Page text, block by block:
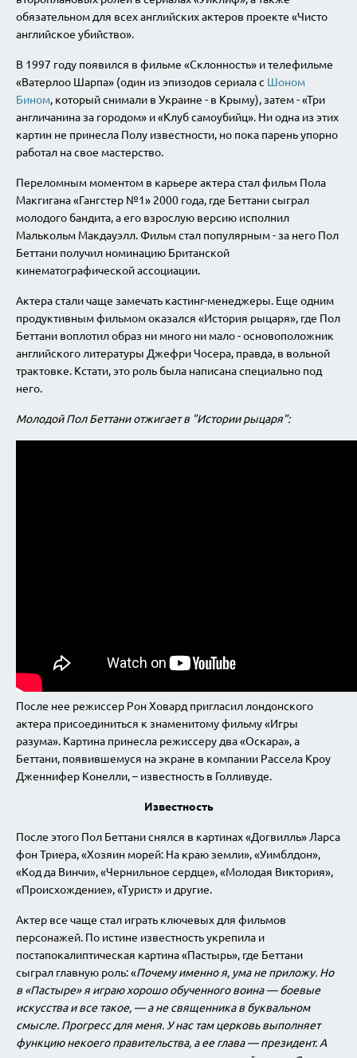
обязательном для всех английских актеров проекте «Чисто
английское убийство».
В 1997 году появился в фильме «Склонность» и телефильме
«Ватерлоо Шарпа» (один из эпизодов сериала с Шоном
Бином, который снимали в Украине - в Крыму), затем - «Три
англичанина за городом» и «Клуб самоубийц». Ни одна из этих
картин не принесла Полу известности, но пока парень упорно
работал на свое мастерство.
Переломным моментом в карьере актера стал фильм Пола
Макгигана «Гангстер №1» 2000 года, где Беттани сыграл
молодого бандита, а его взрослую версию исполнил
Малькольм Макдауэлл. Фильм стал популярным - за него Пол
Беттани получил номинацию Британской
кинематографической ассоциации.
Актера стали чаще замечать кастинг-менеджеры. Еще одним
продуктивным фильмом оказался «История рыцаря», где Пол
Беттани воплотил образ ни много ни мало - основоположник
английского литературы Джефри Чосера, правда, в вольной
трактовке. Кстати, это роль была написана специально под
него.
Молодой Пол Беттани отжигает в "Истории рыцаря":
После нее режиссер Рон Ховард пригласил лондонского
актера присоединиться к знаменитому фильму «Игры
разума». Картина принесла режиссеру два «Оскара», а
Беттани, появившемуся на экране в компании Рассела Кроу
Дженнифер Конелли, – известность в Голливуде.
Известность
После этого Пол Беттани снялся в картинах «Догвилль» Ларса
фон Триера, «Хозяин морей: На краю земли», «Уимблдон»,
«Код да Винчи», «Чернильное сердце», «Молодая Виктория»,
«Происхождение», «Турист» и другие.
Актер все чаще стал играть ключевых для фильмов
персонажей. По истине известность укрепила и
постапокалиптическая картина «Пастырь», где Беттани
сыграл главную роль: «Почему именно я, ума не приложу. Но
в «Пастыре» я играю хорошо обученного воина — боевые
искусства и все такое, — а не священника в буквальном
смысле. Прогресс для меня. У нас там церковь выполняет
функцию некоего правительства, а ее глава — президент. А